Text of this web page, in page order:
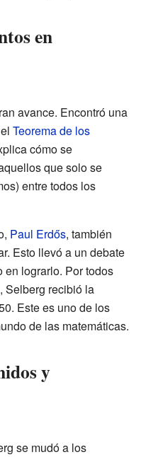
en
avance. Encontró una
Teorema de los
cómo se
que solo se
entre todos los
Paul Erdős, también
Esto llevó a un debate
lograrlo. Por todos
Selberg recibió la
Este es uno de los
de las matemáticas.
y
se mudó a los